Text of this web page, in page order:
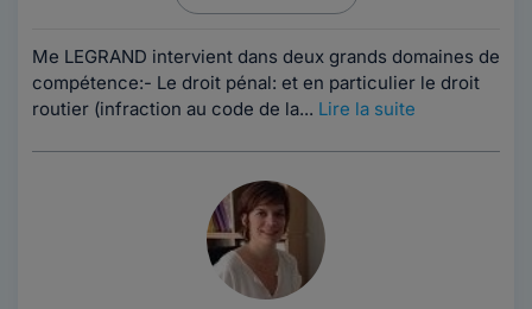
Me LEGRAND intervient dans deux grands domaines de
compétence:- Le droit pénal: et en particulier le droit
routier (infraction au code de la... Lire la suite